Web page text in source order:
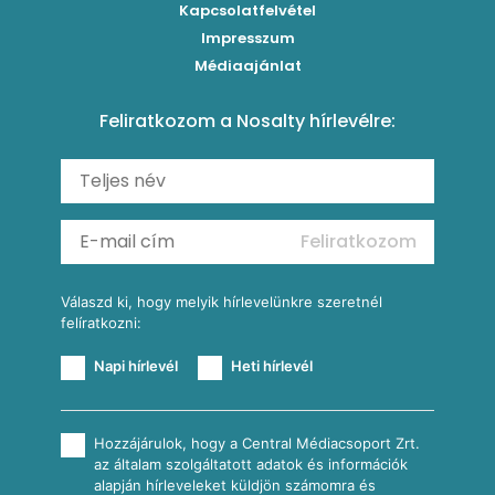
Carbonara
Szaftos paprikás csirke
Shakshuka
Ratatouille
Kukoricás-újhagymás lepény
Mexikói húsleves kukorica salsával
Almás-kéksajtos kukoricasaláta
Köretek
Reggeli receptek
Kapcsolatfelvétel
Impresszum
Médiaajánlat
Feliratkozom a Nosalty hírlevélre:
Feliratkozom
Válaszd ki, hogy melyik hírlevelünkre szeretnél
felíratkozni:
Napi hírlevél Heti hírlevél
Hozzájárulok, hogy a Central Médiacsoport Zrt.
az általam szolgáltatott adatok és információk
alapján hírleveleket küldjön számomra és